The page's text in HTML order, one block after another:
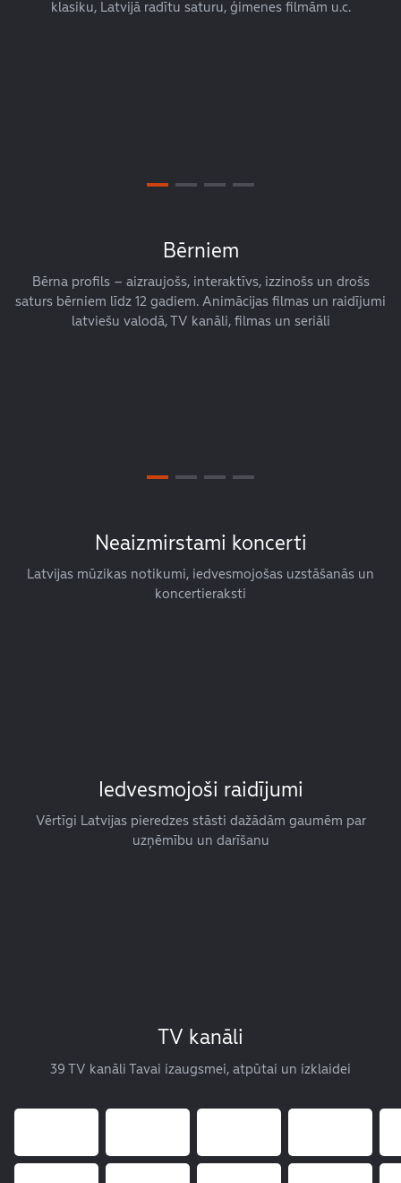
klasiku, Latvijā radītu saturu, ģimenes filmām u.c.
Bērniem
Bērna profils – aizraujošs, interaktīvs, izzinošs un drošs
saturs bērniem līdz 12 gadiem. Animācijas filmas un raidījumi
latviešu valodā, TV kanāli, filmas un seriāli
Neaizmirstami koncerti
Latvijas mūzikas notikumi, iedvesmojošas uzstāšanās un
koncertieraksti
Iedvesmojoši raidījumi
Vērtīgi Latvijas pieredzes stāsti dažādām gaumēm par
uzņēmību un darīšanu
TV kanāli
39 TV kanāli Tavai izaugsmei, atpūtai un izklaidei